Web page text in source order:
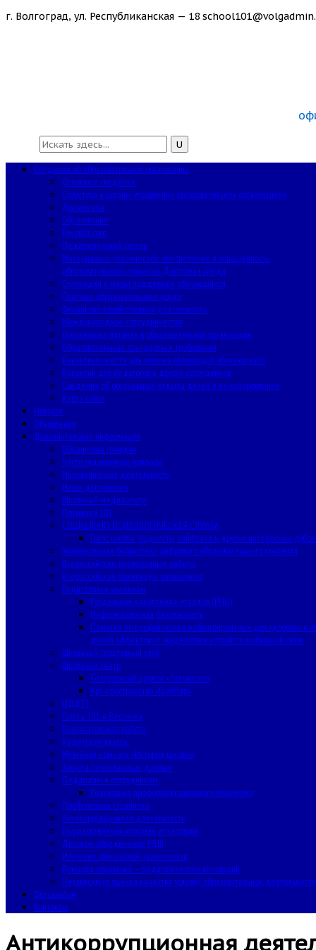
г. Волгоград, ул. Республиканская — 18
Сведения об образовательной организации
Основные сведения
Структура и органы управления образовательной организацией
Документы
Образование
Руководство
Педагогический состав
Материально-техническое обеспечение и оснащенность
образовательного процесса. Доступная среда
Стипендии и меры поддержки обучающихся
Платные образовательные услуги
Финансово-хозяйственная деятельность
Международное сотрудничество
Организация питания в образовательной организации
Образовательные стандарты и требования
Вакантные места для приема (перевода) обучающихся
Вакансии для педагогов и других сотрудников
Сведения об организации отдыха детей и их оздоровления
Карта сайта
Новости
Объявления
Дополнительная информация
Обращения граждан
Часто задаваемые вопросы
Инновационная деятельность
Наши достижения
Школьный медиацентр
Первичка 101
СОЦИАЛЬНО-ПСИХОЛОГИЧЕСКАЯ СЛУЖБА
Голос школы (подкасты, лайфхаки и другие интересные
Универсальная библиотека цифрового образовательного контента
Всероссийские проверочные работы
Всероссийская олимпиада школьников
Родителям и ученикам
Раздельное накопление отходов (РНО)
Информационная безопасность
Памятка по профилактике неблагоприятных для здоровья и
детей эффектов от воздействия устройств мобильной связи
Школьный спортивный клуб
Школьный театр
Театральный кружок «Закулисье»
Арт-пространство «ШоуМир»
ПДДТТ
Газета 101-я Весточка
Воспитательная работа
Кадетские классы
Музейная комната «История школы»
Защита персональных данных
Педагогам и сотрудникам
Реализация профориентационного минимума
Профсоюзная страничка
Антикоррупционная деятельность
Государственная итоговая аттестация
Детское объединение РДШ
Изучение финансовой грамотности
Ярмарка социально — педагогических инноваций
Независимая оценка качества условий образовательной деятельности
Фотоальбом
Контакты
Антикоррупционная